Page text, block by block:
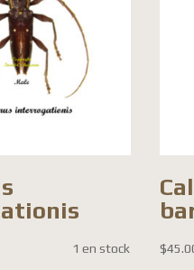
1 en stock $